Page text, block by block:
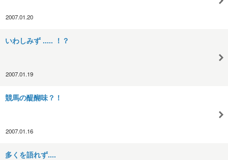
2007.01.20
いわしみず ..... ！？
2007.01.19
競馬の醍醐味？！
2007.01.16
多くを語れず....